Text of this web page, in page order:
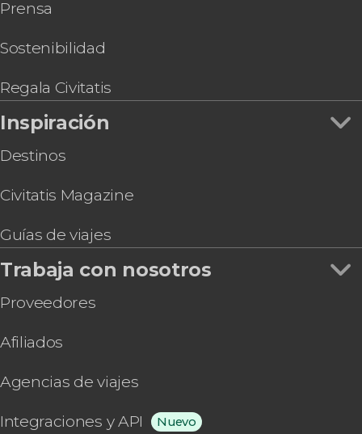
Prensa
Sostenibilidad
Regala Civitatis
Inspiración
Destinos
Civitatis Magazine
Guías de viajes
Trabaja con nosotros
Proveedores
Afiliados
Agencias de viajes
Integraciones y API Nuevo